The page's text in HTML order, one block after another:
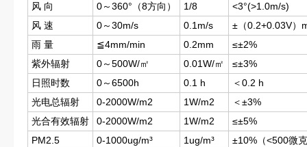
风 向
0～360°（8方向） 1/8
<3°(>1.0m/s)
风 速
0～30m/s 0.1m/s
±（0.2+0.03V）
雨 量
≦4mm/min 0.2mm
≤±2%
紫外辐射
0～500W/㎡ 0.01W/㎡
≤±3%
日照时数
0～6500h 0.1 h
＜0.2 h
光电总辐射
0-2000W/m2 1W/m2
＜±3%
光合有效辐射
0-2000W/m2 1W/m2
≤±5%
PM2.5
0-1000ug/m³ 1ug/m³
±10%（<500微